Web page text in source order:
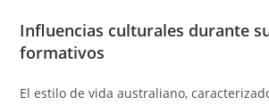
Influencias culturales durante
formativos
El estilo de vida australiano,